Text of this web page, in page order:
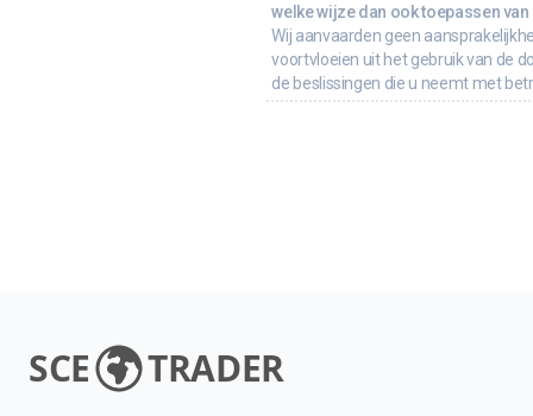
welke wijze dan ook toepassen
Wij aanvaarden geen
voortvloeien uit het gebruik van de
de beslissingen die u neemt met
SCE TRADER